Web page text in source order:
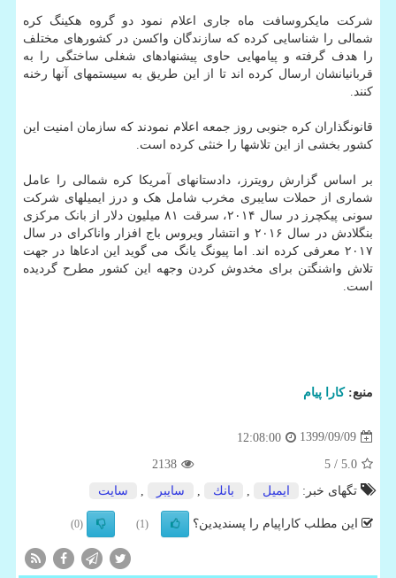
شرکت مایکروسافت ماه جاری اعلام نمود دو گروه هکینگ کره
شمالی را شناسایی کرده که سازندگان واکسن در کشورهای مختلف
را هدف گرفته و پیامهایی حاوی پیشنهادهای شغلی ساختگی را به
قربانیانشان ارسال کرده اند تا از این طریق به سیستمهای آنها رخنه
کنند.
قانونگذاران کره جنوبی روز جمعه اعلام نمودند که سازمان امنیت این
کشور بخشی از این تلاشها را خنثی کرده است.
بر اساس گزارش رویترز، دادستانهای آمریکا کره شمالی را عامل
شماری از حملات سایبری مخرب شامل هک و درز ایمیلهای شرکت
سونی پیکچرز در سال ۲۰۱۴، سرقت ۸۱ میلیون دلار از بانک مرکزی
بنگلادش در سال ۲۰۱۶ و انتشار ویروس باج افزار واناکرای در سال
۲۰۱۷ معرفی کرده اند. اما پیونگ یانگ می گوید این ادعاها در جهت
تلاش واشنگتن برای مخدوش کردن وجهه این کشور مطرح گردیده
است.
منبع:كارا پیام
1399/09/09
12:08:00
5.0
/ 5
2138
تگهای خبر:
ایمیل بانك سایبر سایت
این مطلب کاراپیام را پسندیدین؟ (1)
(0)